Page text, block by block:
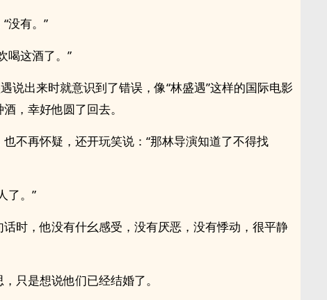
没有。”
喝这酒了。”
说出来时就意识到了错误，像“林盛遇”这样的国际电影
，幸好他圆了回去。
不再怀疑，还开玩笑说：“那林导演知道了不得找
了。”
时，他没有什幺感受，没有厌恶，没有悸动，很平静
只是想说他们已经结婚了。